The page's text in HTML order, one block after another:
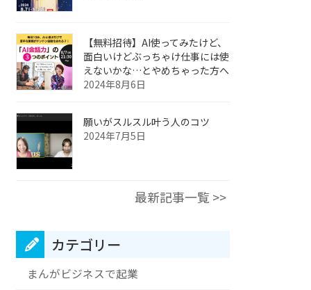
【無料招待】AI使ってみたけど、
面白いけどぶっちゃけ仕事には使
えないかな…とやめちゃった方へ
2024年8月6日
願いがスルスル叶う人のコツ
2024年7月5日
最新記事一覧 >>
カテゴリー
まんがビジネスで起業